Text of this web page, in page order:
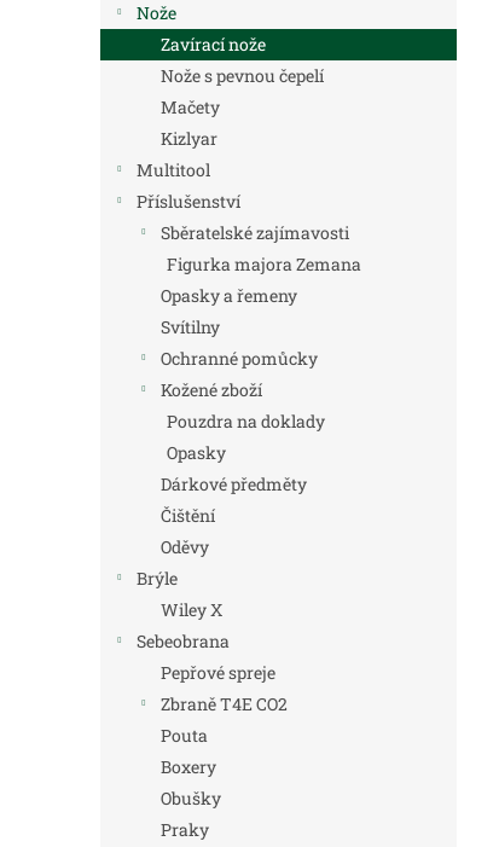
Nože
Zavírací nože
Nože s pevnou čepelí
Mačety
Kizlyar
Multitool
Příslušenství
Sběratelské zajímavosti
Figurka majora Zemana
Opasky a řemeny
Svítilny
Ochranné pomůcky
Kožené zboží
Pouzdra na doklady
Opasky
Dárkové předměty
Čištění
Oděvy
Brýle
Wiley X
Sebeobrana
Pepřové spreje
Zbraně T4E CO2
Pouta
Boxery
Obušky
Praky